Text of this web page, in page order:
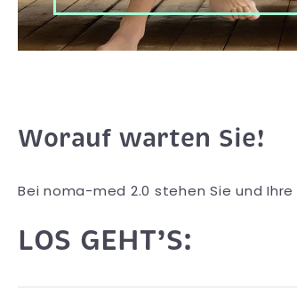
Worauf warten Sie!
Bei noma-med 2.0 stehen Sie und
LOS GEHT’S: